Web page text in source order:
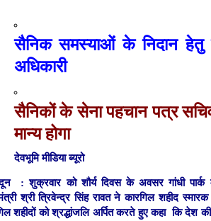
सैनिक समस्याओं के निदान हेतु
अधिकारी
सैनिकों के सेना पहचान पत्र
मान्य होगा
देवभूमि मीडिया ब्यूरो
: शुक्रवार को शौर्य दिवस के अवसर गांधी
श्री त्रिवेन्द्र सिंह रावत ने कारगिल शहीद
शहीदों को श्रद्धांजलि अर्पित करते हुए कहा कि देश की